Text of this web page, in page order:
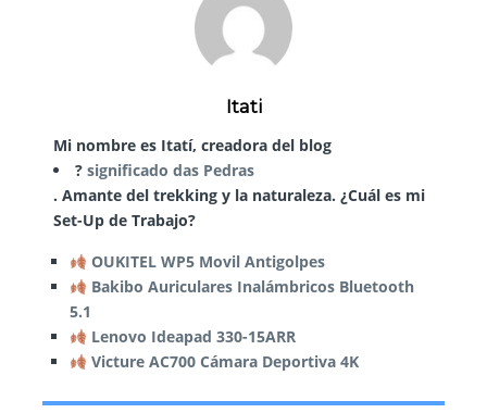
Itati
Mi nombre es Itatí, creadora del blog
? significado das Pedras
. Amante del trekking y la naturaleza. ¿Cuál es mi
Set-Up de Trabajo?
OUKITEL WP5 Movil Antigolpes
Bakibo Auriculares Inalámbricos Bluetooth
5.1
Lenovo Ideapad 330-15ARR
Victure AC700 Cámara Deportiva 4K